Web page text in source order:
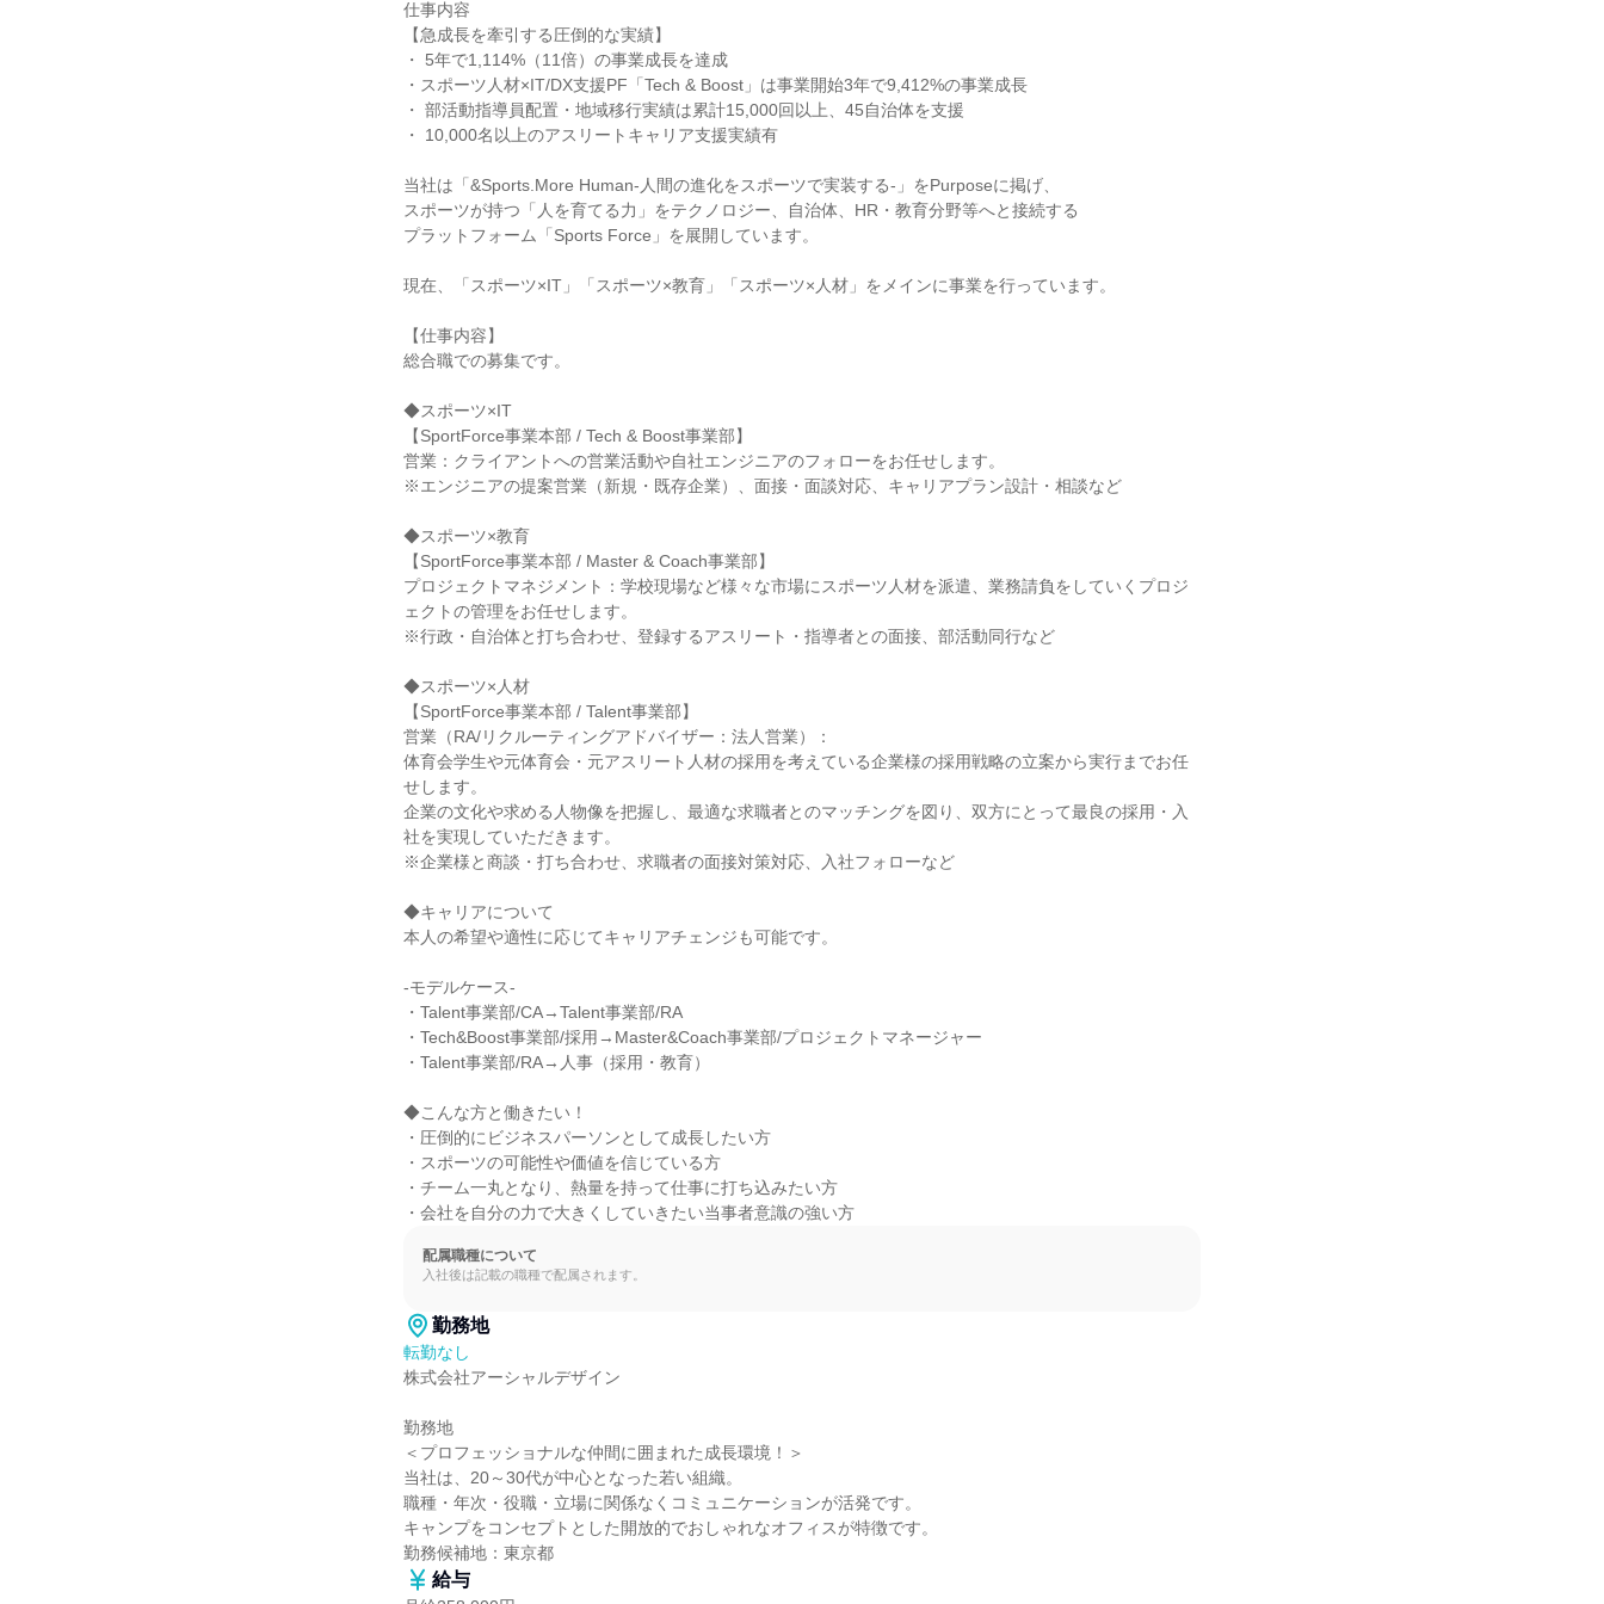
仕事内容
【急成長を牽引する圧倒的な実績】
・ 5年で1,114%（11倍）の事業成長を達成
・スポーツ人材×IT/DX支援PF「Tech & Boost」は事業開始3年で9,412%の事業成長
・ 部活動指導員配置・地域移行実績は累計15,000回以上、45自治体を支援
・ 10,000名以上のアスリートキャリア支援実績有
当社は「&Sports.More Human-人間の進化をスポーツで実装する-」をPurposeに掲げ、
スポーツが持つ「人を育てる力」をテクノロジー、自治体、HR・教育分野等へと接続する
プラットフォーム「Sports Force」を展開しています。
現在、「スポーツ×IT」「スポーツ×教育」「スポーツ×人材」をメインに事業を行っています。
【仕事内容】
総合職での募集です。
◆スポーツ×IT
【SportForce事業本部 / Tech & Boost事業部】
営業：クライアントへの営業活動や自社エンジニアのフォローをお任せします。
※エンジニアの提案営業（新規・既存企業）、面接・面談対応、キャリアプラン設計・相談など
◆スポーツ×教育
【SportForce事業本部 / Master & Coach事業部】
プロジェクトマネジメント：学校現場など様々な市場にスポーツ人材を派遣、業務請負をしていくプロジ
ェクトの管理をお任せします。
※行政・自治体と打ち合わせ、登録するアスリート・指導者との面接、部活動同行など
◆スポーツ×人材
【SportForce事業本部 / Talent事業部】
営業（RA/リクルーティングアドバイザー：法人営業）：
体育会学生や元体育会・元アスリート人材の採用を考えている企業様の採用戦略の立案から実行までお任
せします。
企業の文化や求める人物像を把握し、最適な求職者とのマッチングを図り、双方にとって最良の採用・入
社を実現していただきます。
※企業様と商談・打ち合わせ、求職者の面接対策対応、入社フォローなど
◆キャリアについて
本人の希望や適性に応じてキャリアチェンジも可能です。
-モデルケース-
・Talent事業部/CA→Talent事業部/RA
・Tech&Boost事業部/採用→Master&Coach事業部/プロジェクトマネージャー
・Talent事業部/RA→人事（採用・教育）
◆こんな方と働きたい！
・圧倒的にビジネスパーソンとして成長したい方
・スポーツの可能性や価値を信じている方
・チーム一丸となり、熱量を持って仕事に打ち込みたい方
・会社を自分の力で大きくしていきたい当事者意識の強い方
配属職種について
入社後は記載の職種で配属されます。
勤務地
転勤なし
株式会社アーシャルデザイン
勤務地
＜プロフェッショナルな仲間に囲まれた成長環境！＞
当社は、20～30代が中心となった若い組織。
職種・年次・役職・立場に関係なくコミュニケーションが活発です。
キャンプをコンセプトとした開放的でおしゃれなオフィスが特徴です。
勤務候補地：東京都
給与